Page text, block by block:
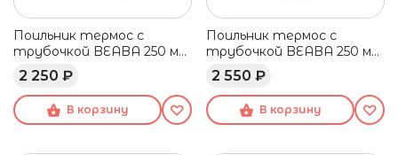
Поильник термос с
трубочкой BEABA 250 мл
зеленый
2 250 ₽
В корзину
Поильник термос с
трубочкой BEABA 250 мл
голубой
2 550 ₽
В корзину